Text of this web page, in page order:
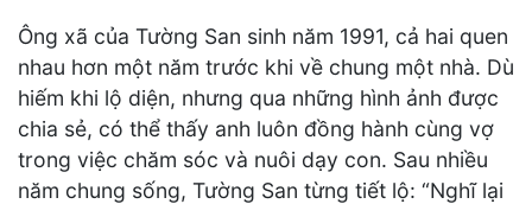
Ông xã của Tường San sinh năm 1991, cả hai quen
nhau hơn một năm trước khi về chung một nhà. Dù
hiếm khi lộ diện, nhưng qua những hình ảnh được
chia sẻ, có thể thấy anh luôn đồng hành cùng vợ
trong việc chăm sóc và nuôi dạy con. Sau nhiều
năm chung sống, Tường San từng tiết lộ: “Nghĩ lại